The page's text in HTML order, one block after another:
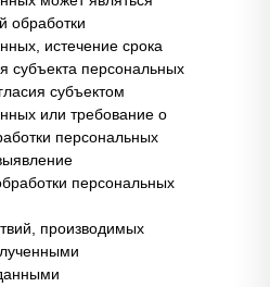
обработки
истечение срока
субъекта персональных
субъектом
или требование о
персональных
персональных
производимых